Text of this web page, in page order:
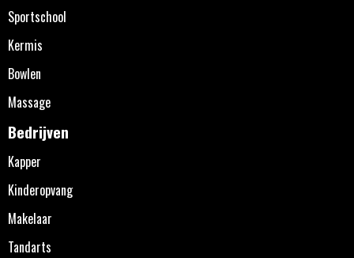
Sportschool
Kermis
Bowlen
Massage
Bedrijven
Kapper
Kinderopvang
Makelaar
Tandarts